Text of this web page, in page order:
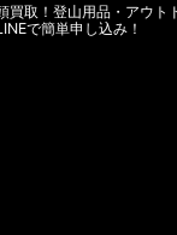
買取！登山用品・アウト
で簡単申し込み！